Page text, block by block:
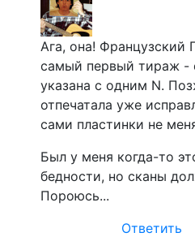
Ага, она!
самый первый тираж -
указана с одним N.
отпечатала уже
сами пластинки не
Был у меня когда-то
бедности, но сканы
Пороюсь...
Ответить